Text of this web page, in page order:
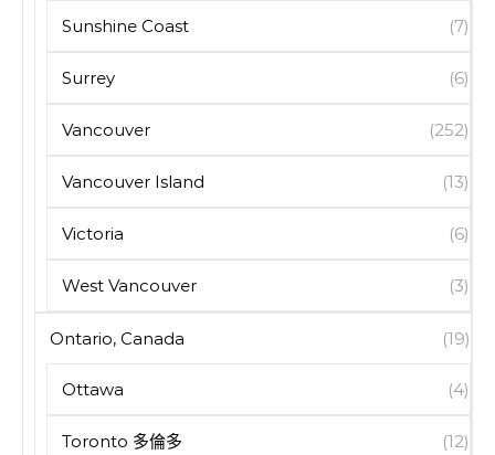
Sunshine Coast (7)
Surrey (6)
Vancouver (252)
Vancouver Island (13)
Victoria (6)
West Vancouver (3)
Ontario, Canada (19)
Ottawa (4)
Toronto 多倫多 (12)